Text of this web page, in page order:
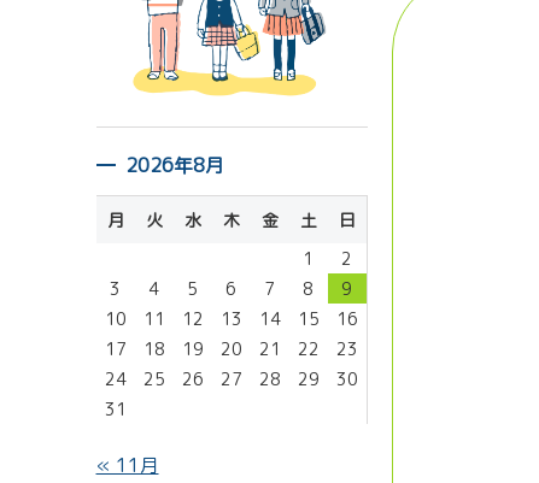
2026年8月
月 火 水 木 金 土
日
1
2
3
4 5 6 7 8
9
10
11 12 13 14 15
16
17
18 19 20 21 22
23
24
25 26 27 28 29
30
31
« 11月